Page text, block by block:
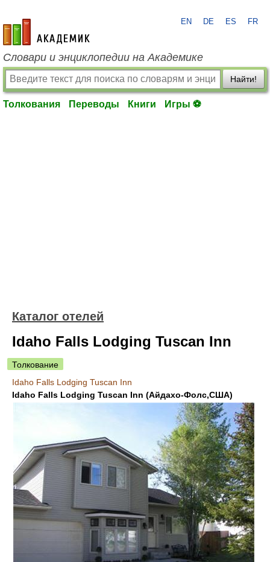
academic.ru
EN DE ES FR
Словари и энциклопедии на Академике
Найти!
Толкования Переводы Книги Игры ⚽
Каталог отелей
Idaho Falls Lodging Tuscan Inn
Толкование
Idaho Falls Lodging Tuscan Inn
Idaho Falls Lodging Tuscan Inn (Айдахо-Фолс,США)